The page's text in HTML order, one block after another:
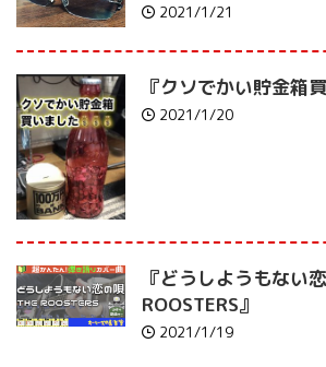
2021/1/21
『クソでかい貯金箱
2021/1/20
『どうしようもない
ROOSTERS』
2021/1/19